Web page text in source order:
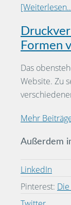
Formen
Das
Website. Zu
Mehr
Außerdem
LinkedIn
Pinterest: